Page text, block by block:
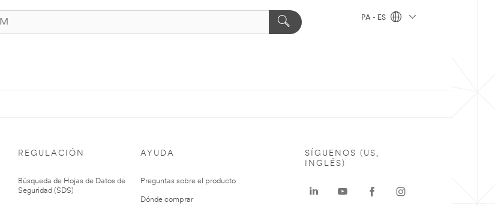
PA - ES
REGULACIÓN
Búsqueda de Hojas de Datos de
Seguridad (SDS)
AYUDA
Preguntas sobre el producto
Dónde comprar
SÍGUENOS (US,
INGLÉS)